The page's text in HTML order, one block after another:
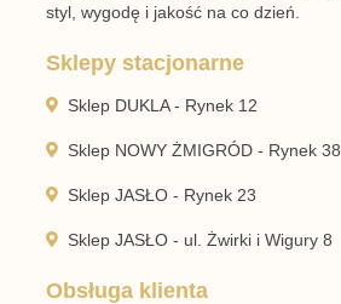
styl, wygodę i jakość na co dzień.
Sklepy stacjonarne
Sklep DUKLA - Rynek 12
Sklep NOWY ŻMIGRÓD - Rynek 38
Sklep JASŁO - Rynek 23
Sklep JASŁO - ul. Żwirki i Wigury 8
Obsługa klienta